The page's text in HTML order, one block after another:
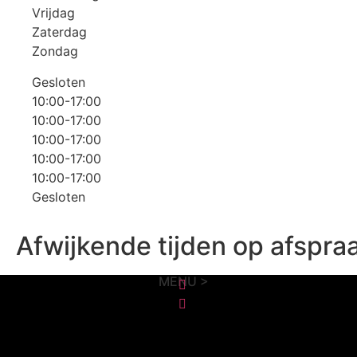
Vrijdag
Zaterdag
Zondag
Gesloten
10:00-17:00
10:00-17:00
10:00-17:00
10:00-17:00
10:00-17:00
Gesloten
Afwijkende tijden op
MENU >